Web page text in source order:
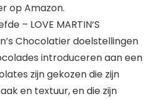
op Amazon.
– LOVE MARTIN’S
Chocolatier doelstellingen
introduceren aan een
zijn gekozen die zijn
en textuur, en die zijn